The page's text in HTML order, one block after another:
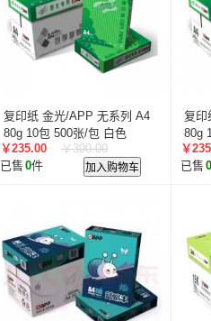
复印纸 金光/APP 无系列 A4
80g 10包 500张/包 白色
￥235.00
￥300.00
已售 0件 加入购物车
复印
80g
￥
已售 0